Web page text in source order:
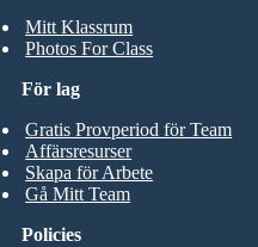
Mitt Klassrum
Photos For Class
För lag
Gratis Provperiod för Team
Affärsresurser
Skapa för Arbete
Gå Mitt Team
Policies